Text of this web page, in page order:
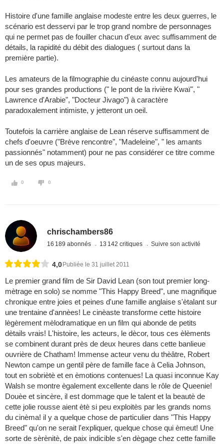
Histoire d'une famille anglaise modeste entre les deux guerres, le
scénario est desservi par le trop grand nombre de personnages
qui ne permet pas de fouiller chacun d'eux avec suffisamment de
détails, la rapidité du débit des dialogues ( surtout dans la
première partie).
Les amateurs de la filmographie du cinéaste connu aujourd'hui
pour ses grandes productions (" le pont de la rivière Kwaï", "
Lawrence d'Arabie", "Docteur Jivago") à caractère
paradoxalement intimiste, y jetteront un oeil.
Toutefois la carrière anglaise de Lean réserve suffisamment de
chefs d'oeuvre ("Brève rencontre", "Madeleine", " les amants
passionnés" notamment) pour ne pas considérer ce titre comme
un de ses opus majeurs.
0 0
chrischambers86
16 189 abonnés 13 142 critiques Suivre son activité
4,0 Publiée le 31 juillet 2011
Le premier grand film de Sir David Lean (son tout premier long-
mètrage en solo) se nomme "This Happy Breed", une magnifique
chronique entre joies et peines d'une famille anglaise s'ètalant sur
une trentaine d'annèes! Le cinèaste transforme cette histoire
lègèrement mèlodramatique en un film qui abonde de petits
dètails vrais! L'histoire, les acteurs, le dècor, tous ces èlèments
se combinent durant près de deux heures dans cette banlieue
ouvrière de Chatham! Immense acteur venu du thèâtre, Robert
Newton campe un gentil père de famille face à Celia Johnson,
tout en sobriètè et en èmotions contenues! La quasi inconnue Kay
Walsh se montre ègalement excellente dans le rôle de Queenie!
Douèe et sincère, il est dommage que le talent et la beautè de
cette jolie rousse aient ètè si peu exploitès par les grands noms
du cinèma! il y a quelque chose de particulier dans "This Happy
Breed" qu'on ne serait l'expliquer, quelque chose qui èmeut! Une
sorte de sèrènitè, de paix indicible s'en dègage chez cette famille